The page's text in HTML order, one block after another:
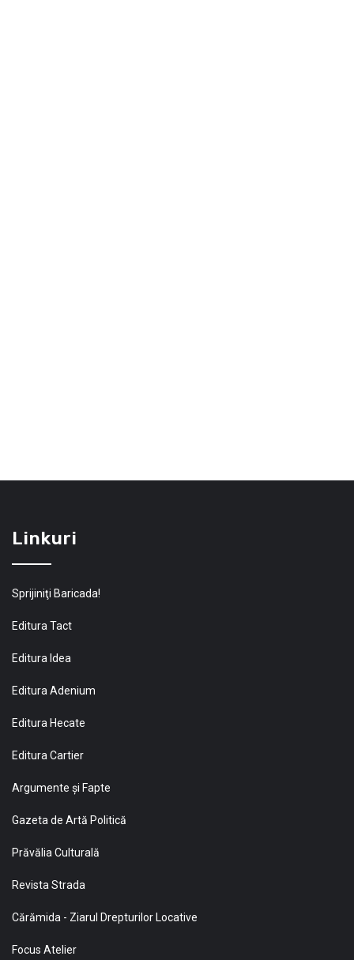
Linkuri
Sprijiniţi Baricada!
Editura Tact
Editura Idea
Editura Adenium
Editura Hecate
Editura Cartier
Argumente și Fapte
Gazeta de Artă Politică
Prăvălia Culturală
Revista Strada
Cărămida - Ziarul Drepturilor Locative
Focus Atelier